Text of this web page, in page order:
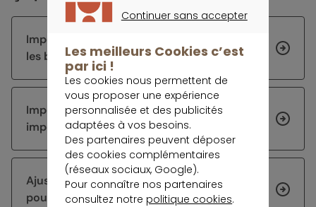
Impôt 2026 : les échéances de la rentrée et
les bons réflexes à avoir
Impôts 2026 : corriger sa déclaration sur
impots.gouv.fr
Ajuster sa stratégie d’épargne après 60 ans
pour sécuriser et faire fructifier son capital
Continuer sans accepter
Les meilleurs Cookies c’est
par ici !
Les cookies nous permettent de
vous proposer une expérience
personnalisée et des publicités
adaptées à vos besoins.
Des partenaires peuvent déposer
des cookies complémentaires
(réseaux sociaux, Google).
Pour connaître nos partenaires
consultez notre politique cookies.